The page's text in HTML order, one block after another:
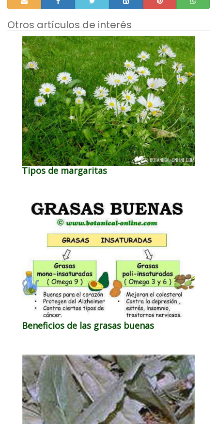
Otros artículos de interés
Tipos de margaritas
Beneficios de las grasas buenas